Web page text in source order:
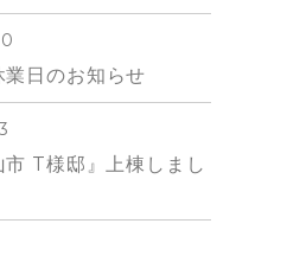
業日のお知らせ
市 T様邸』上棟しまし